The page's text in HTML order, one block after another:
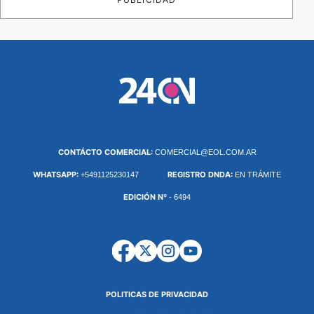
CONTÁCTO COMERCIAL: COMERCIAL@EOL.COM.AR
WHATSAPP: +5491125230147 REGISTRO DNDA: EN TRÁMITE
EDICIÓN Nº - 6494
POLITICAS DE PRIVACIDAD